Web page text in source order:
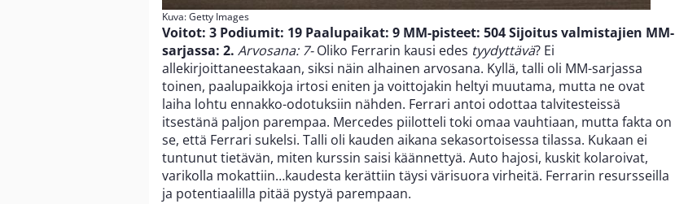
Kuva: Getty Images
Voitot: 3 Podiumit: 19 Paalupaikat: 9 MM-pisteet: 504Sijoitus valmistajien MM-
sarjassa: 2. Arvosana: 7-Oliko Ferrarin kausi edes tyydyttävä? Ei
allekirjoittaneestakaan, siksi näin alhainen arvosana. Kyllä, talli oli MM-sarjassa
toinen, paalupaikkoja irtosi eniten ja voittojakin heltyi muutama, mutta ne ovat
laiha lohtu ennakko-odotuksiin nähden. Ferrari antoi odottaa talvitesteissä
itsestänä paljon parempaa. Mercedes piilotteli toki omaa vauhtiaan, mutta fakta on
se, että Ferrari sukelsi. Talli oli kauden aikana sekasortoisessa tilassa. Kukaan ei
tuntunut tietävän, miten kurssin saisi käännettyä. Auto hajosi, kuskit kolaroivat,
varikolla mokattiin…kaudesta kerättiin täysi värisuora virheitä. Ferrarin resursseilla
ja potentiaalilla pitää pystyä parempaan.